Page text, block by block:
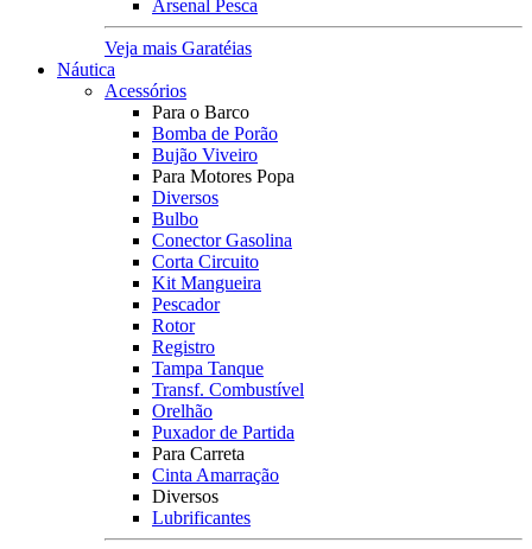
Arsenal Pesca
Veja mais Garatéias
Náutica
Acessórios
Para o Barco
Bomba de Porão
Bujão Viveiro
Para Motores Popa
Diversos
Bulbo
Conector Gasolina
Corta Circuito
Kit Mangueira
Pescador
Rotor
Registro
Tampa Tanque
Transf. Combustível
Orelhão
Puxador de Partida
Para Carreta
Cinta Amarração
Diversos
Lubrificantes